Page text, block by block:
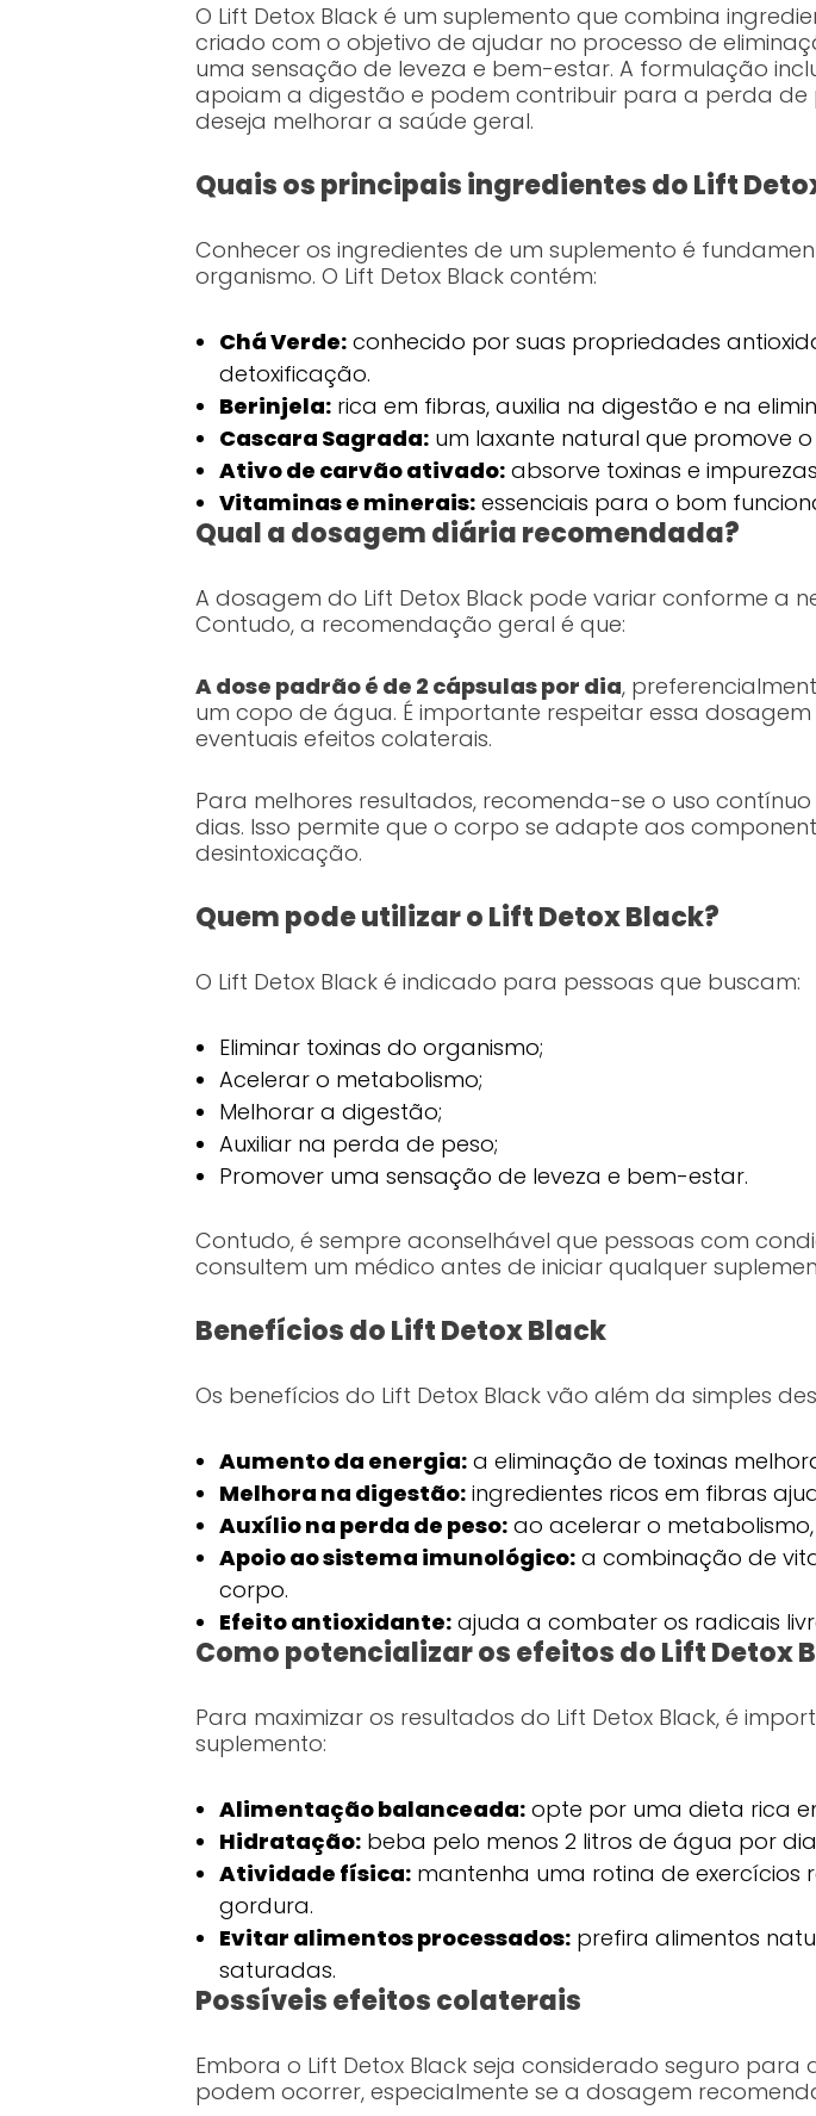
O Lift Detox Black é um suplemento que combina
criado com o objetivo de ajudar no processo de
uma sensação de leveza e bem-estar. A formulação
apoiam a digestão e podem contribuir para a perda
deseja melhorar a saúde geral.
Quais os principais ingredientes do Lift
Conhecer os ingredientes de um suplemento é
organismo. O Lift Detox Black contém:
Chá Verde:conhecido por suas propriedades
detoxificação.
Berinjela:rica em fibras, auxilia na digestão e na
Cascara Sagrada:um laxante natural que promove
Ativo de carvão ativado:absorve toxinas e
Vitaminas e minerais:essenciais para o bom
Qual a dosagem diária recomendada?
A dosagem do Lift Detox Black pode variar conforme a
Contudo, a recomendação geral é que:
A dose padrão é de 2 cápsulas por dia,
um copo de água. É importante respeitar essa
eventuais efeitos colaterais.
Para melhores resultados, recomenda-se o uso
dias. Isso permite que o corpo se adapte aos
desintoxicação.
Quem pode utilizar o Lift Detox Black?
O Lift Detox Black é indicado para pessoas que buscam:
Eliminar toxinas do organismo;
Acelerar o metabolismo;
Melhorar a digestão;
Auxiliar na perda de peso;
Promover uma sensação de leveza e bem-estar.
Contudo, é sempre aconselhável que pessoas com
consultem um médico antes de iniciar qualquer
Benefícios do Lift Detox Black
Os benefícios do Lift Detox Black vão além da simples
Aumento da energia:a eliminação de toxinas
Melhora na digestão:ingredientes ricos em fibras
Auxílio na perda de peso:ao acelerar o
Apoio ao sistema imunológico:a combinação de
corpo.
Efeito antioxidante:ajuda a combater os radicais
Como potencializar os efeitos do Lift Detox
Para maximizar os resultados do Lift Detox Black, é
suplemento:
Alimentação balanceada:opte por uma dieta rica
Hidratação:beba pelo menos 2 litros de água por
Atividade física:mantenha uma rotina de exercícios
gordura.
Evitar alimentos processados:prefira alimentos
saturadas.
Possíveis efeitos colaterais
Embora o Lift Detox Black seja considerado seguro
podem ocorrer, especialmente se a dosagem